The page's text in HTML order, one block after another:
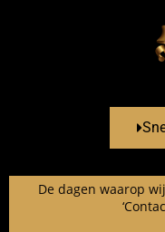
De dagen waarop